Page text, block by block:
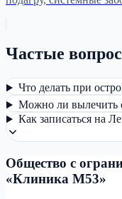
Частые
Что делать при
Можно ли вылечить
Как записаться на
Общество с
«Клиника М53»